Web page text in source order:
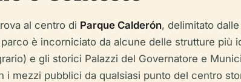
al centro di Parque Calderón, delimitato
è incorniciato da alcune delle strutture
e gli storici Palazzi del Governatore e
i mezzi pubblici da qualsiasi punto del centro